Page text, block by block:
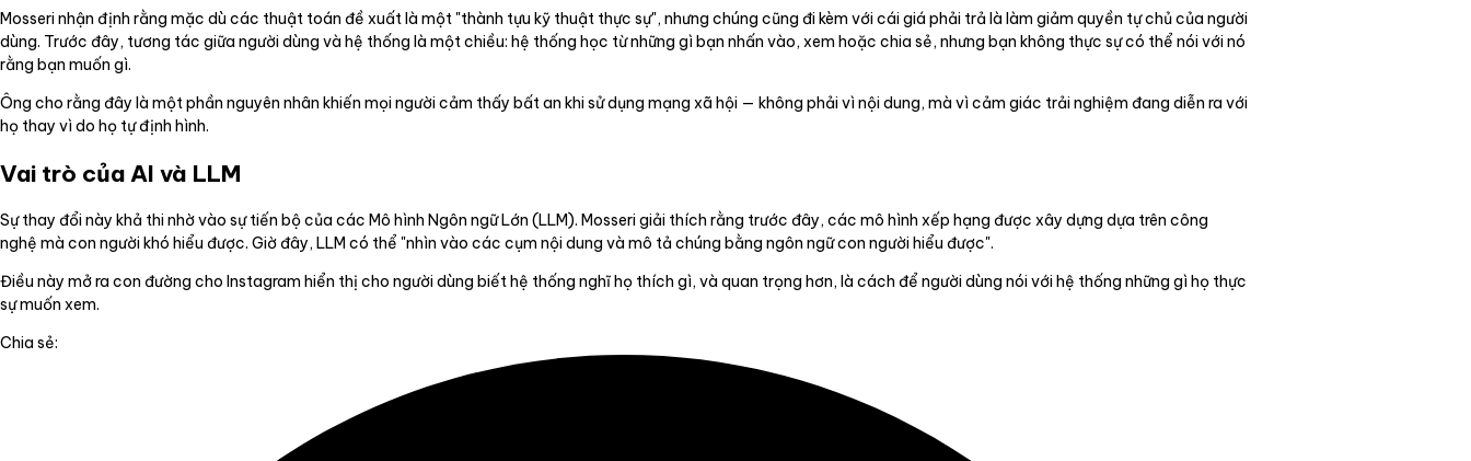
Mosseri nhận định rằng mặc dù các thuật toán đề xuất là một "thành tựu kỹ thuật thực sự", nhưng chúng cũng đi kèm với cái giá phải trả là làm giảm quyền tự chủ của người
dùng. Trước đây, tương tác giữa người dùng và hệ thống là một chiều: hệ thống học từ những gì bạn nhấn vào, xem hoặc chia sẻ, nhưng bạn không thực sự có thể nói với nó
rằng bạn muốn gì.
Ông cho rằng đây là một phần nguyên nhân khiến mọi người cảm thấy bất an khi sử dụng mạng xã hội — không phải vì nội dung, mà vì cảm giác trải nghiệm đang diễn ra với
họ thay vì do họ tự định hình.
Vai trò của AI và LLM
Sự thay đổi này khả thi nhờ vào sự tiến bộ của các Mô hình Ngôn ngữ Lớn (LLM). Mosseri giải thích rằng trước đây, các mô hình xếp hạng được xây dựng dựa trên công
nghệ mà con người khó hiểu được. Giờ đây, LLM có thể "nhìn vào các cụm nội dung và mô tả chúng bằng ngôn ngữ con người hiểu được".
Điều này mở ra con đường cho Instagram hiển thị cho người dùng biết hệ thống nghĩ họ thích gì, và quan trọng hơn, là cách để người dùng nói với hệ thống những gì họ thực
sự muốn xem.
Chia sẻ: